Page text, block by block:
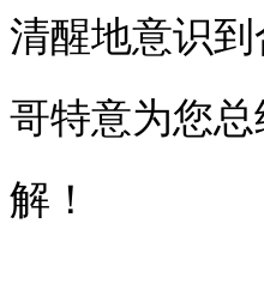
清醒地意识
哥特意为您
解！